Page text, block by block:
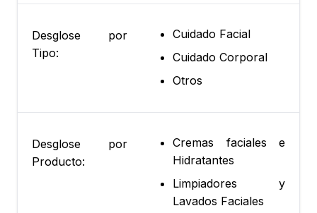
Desglose por
Tipo:
Cuidado Facial
Cuidado Corporal
Otros
Desglose por
Producto:
Cremas faciales e
Hidratantes
Limpiadores y
Lavados Faciales